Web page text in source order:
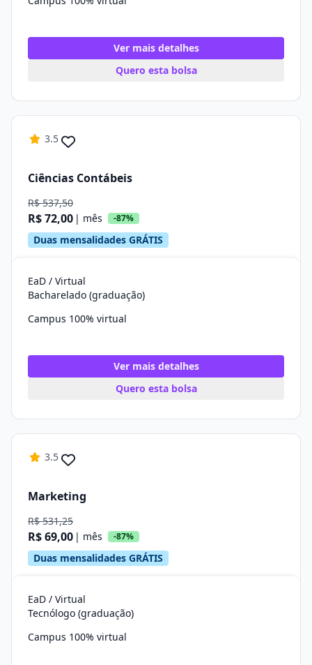
Ver mais detalhes
Quero esta bolsa
3.5
Ciências Contábeis
R$ 537,50
R$ 72,00 | mês -87%
Duas mensalidades GRÁTIS
EaD / Virtual
Bacharelado (graduação)
Campus 100% virtual
Ver mais detalhes
Quero esta bolsa
3.5
Marketing
R$ 531,25
R$ 69,00 | mês -87%
Duas mensalidades GRÁTIS
EaD / Virtual
Tecnólogo (graduação)
Campus 100% virtual